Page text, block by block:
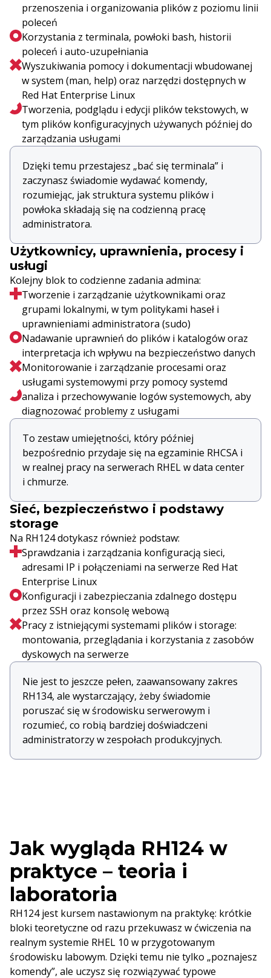
przenoszenia i organizowania plików z poziomu linii
poleceń
Korzystania z terminala, powłoki bash, historii
poleceń i auto-uzupełniania
Wyszukiwania pomocy i dokumentacji wbudowanej
w system (man, help) oraz narzędzi dostępnych w
Red Hat Enterprise Linux
Tworzenia, podglądu i edycji plików tekstowych, w
tym plików konfiguracyjnych używanych później do
zarządzania usługami
Dzięki temu przestajesz „bać się terminala” i
zaczynasz świadomie wydawać komendy,
rozumiejąc, jak struktura systemu plików i
powłoka składają się na codzienną pracę
administratora.
Użytkownicy, uprawnienia, procesy i
usługi
Kolejny blok to codzienne zadania admina:
Tworzenie i zarządzanie użytkownikami oraz
grupami lokalnymi, w tym politykami haseł i
uprawnieniami administratora (sudo)
Nadawanie uprawnień do plików i katalogów oraz
interpretacja ich wpływu na bezpieczeństwo danych
Monitorowanie i zarządzanie procesami oraz
usługami systemowymi przy pomocy systemd
analiza i przechowywanie logów systemowych, aby
diagnozować problemy z usługami
To zestaw umiejętności, który później
bezpośrednio przydaje się na egzaminie RHCSA i
w realnej pracy na serwerach RHEL w data center
i chmurze.
Sieć, bezpieczeństwo i podstawy
storage
Na RH124 dotykasz również podstaw:
Sprawdzania i zarządzania konfiguracją sieci,
adresami IP i połączeniami na serwerze Red Hat
Enterprise Linux
Konfiguracji i zabezpieczania zdalnego dostępu
przez SSH oraz konsolę webową
Pracy z istniejącymi systemami plików i storage:
montowania, przeglądania i korzystania z zasobów
dyskowych na serwerze
Nie jest to jeszcze pełen, zaawansowany zakres
RH134, ale wystarczający, żeby świadomie
poruszać się w środowisku serwerowym i
rozumieć, co robią bardziej doświadczeni
administratorzy w zespołach produkcyjnych.
Jak wygląda RH124 w
praktyce – teoria i
laboratoria
RH124 jest kursem nastawionym na praktykę: krótkie
bloki teoretyczne od razu przekuwasz w ćwiczenia na
realnym systemie RHEL 10 w przygotowanym
środowisku labowym. Dzięki temu nie tylko „poznajesz
komendy”, ale uczysz się rozwiązywać typowe